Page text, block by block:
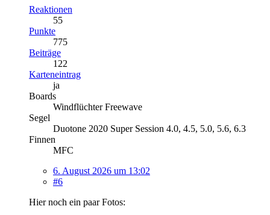
Reaktionen
55
Punkte
775
Beiträge
122
Karteneintrag
ja
Boards
Windflüchter Freewave
Segel
Duotone 2020 Super Session 4.0, 4.5, 5.0, 5.6, 6.3
Finnen
MFC
6. August 2026 um 13:02
#6
Hier noch ein paar Fotos: